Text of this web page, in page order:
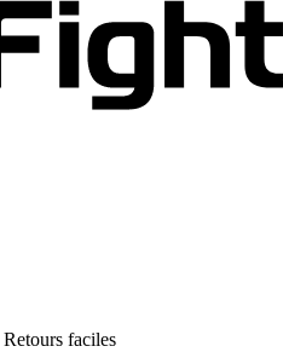
Retours faciles